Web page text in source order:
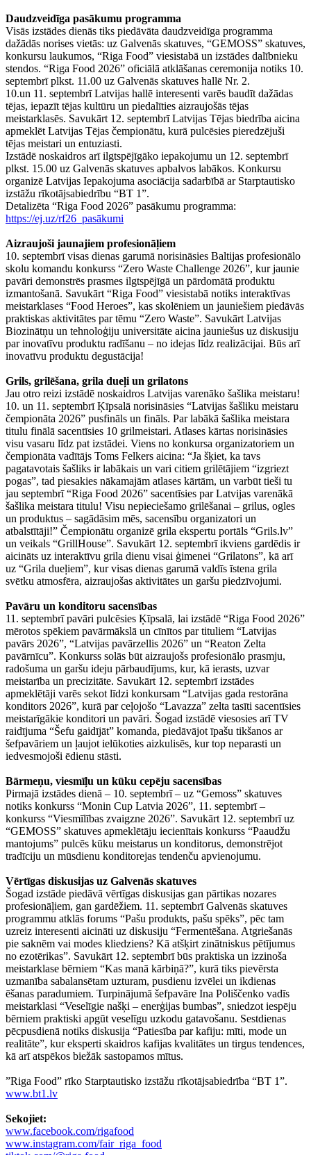
Daudzveidīga pasākumu programma
Visās izstādes dienās tiks piedāvāta daudzveidīga programma
dažādās norises vietās: uz Galvenās skatuves, “GEMOSS” skatuves,
konkursu laukumos, “Riga Food” viesistabā un izstādes dalībnieku
stendos. “Riga Food 2026” oficiālā atklāšanas ceremonija notiks 10.
septembrī plkst. 11.00 uz Galvenās skatuves hallē Nr. 2.
10.un 11. septembrī Latvijas hallē interesenti varēs baudīt dažādas
tējas, iepazīt tējas kultūru un piedalīties aizraujošās tējas
meistarklasēs. Savukārt 12. septembrī Latvijas Tējas biedrība aicina
apmeklēt Latvijas Tējas čempionātu, kurā pulcēsies pieredzējuši
tējas meistari un entuziasti.
Izstādē noskaidros arī ilgtspējīgāko iepakojumu un 12. septembrī
plkst. 15.00 uz Galvenās skatuves apbalvos labākos. Konkursu
organizē Latvijas Iepakojuma asociācija sadarbībā ar Starptautisko
izstāžu rīkotājsabiedrību “BT 1”.
Detalizēta “Riga Food 2026” pasākumu programma:
https://ej.uz/rf26_pasākumi
Aizraujoši jaunajiem profesionāļiem
10. septembrī visas dienas garumā norisināsies Baltijas profesionālo
skolu komandu konkurss “Zero Waste Challenge 2026”, kur jaunie
pavāri demonstrēs prasmes ilgtspējīgā un pārdomātā produktu
izmantošanā. Savukārt “Riga Food” viesistabā notiks interaktīvas
meistarklases “Food Heroes”, kas skolēniem un jauniešiem piedāvās
praktiskas aktivitātes par tēmu “Zero Waste”. Savukārt Latvijas
Biozinātņu un tehnoloģiju universitāte aicina jauniešus uz diskusiju
par inovatīvu produktu radīšanu – no idejas līdz realizācijai. Būs arī
inovatīvu produktu degustācija!
Grils, grilēšana, grila dueļi un grilatons
Jau otro reizi izstādē noskaidros Latvijas varenāko šašlika meistaru!
10. un 11. septembrī Ķīpsalā norisināsies “Latvijas šašliku meistaru
čempionāta 2026” pusfināls un fināls. Par labākā šašlika meistara
titulu finālā sacentīsies 10 grilmeistari. Atlases kārtas norisināsies
visu vasaru līdz pat izstādei. Viens no konkursa organizatoriem un
čempionāta vadītājs Toms Felkers aicina: “Ja šķiet, ka tavs
pagatavotais šašliks ir labākais un vari citiem grilētājiem “izgriezt
pogas”, tad piesakies nākamajām atlases kārtām, un varbūt tieši tu
jau septembrī “Riga Food 2026” sacentīsies par Latvijas varenākā
šašlika meistara titulu! Visu nepieciešamo grilēšanai – grilus, ogles
un produktus – sagādāsim mēs, sacensību organizatori un
atbalstītāji!” Čempionātu organizē grila ekspertu portāls “Grils.lv”
un veikals “GrillHouse”. Savukārt 12. septembrī ikviens gardēdis ir
aicināts uz interaktīvu grila dienu visai ģimenei “Grilatons”, kā arī
uz “Grila dueļiem”, kur visas dienas garumā valdīs īstena grila
svētku atmosfēra, aizraujošas aktivitātes un garšu piedzīvojumi.
Pavāru un konditoru sacensības
11. septembrī pavāri pulcēsies Ķīpsalā, lai izstādē “Riga Food 2026”
mērotos spēkiem pavārmākslā un cīnītos par tituliem “Latvijas
pavārs 2026”, “Latvijas pavārzellis 2026” un “Reaton Zelta
pavārnīcu”. Konkurss solās būt aizraujošs profesionālo prasmju,
radošuma un garšu ideju pārbaudījums, kur, kā ierasts, uzvar
meistarība un precizitāte. Savukārt 12. septembrī izstādes
apmeklētāji varēs sekot līdzi konkursam “Latvijas gada restorāna
konditors 2026”, kurā par ceļojošo “Lavazza” zelta tasīti sacentīsies
meistarīgākie konditori un pavāri. Šogad izstādē viesosies arī TV
raidījuma “Šefu gaidījāt” komanda, piedāvājot īpašu tikšanos ar
šefpavāriem un ļaujot ielūkoties aizkulisēs, kur top neparasti un
iedvesmojoši ēdienu stāsti.
Bārmeņu, viesmīļu un kūku cepēju sacensības
Pirmajā izstādes dienā – 10. septembrī – uz “Gemoss” skatuves
notiks konkurss “Monin Cup Latvia 2026”, 11. septembrī –
konkurss “Viesmīlības zvaigzne 2026”. Savukārt 12. septembrī uz
“GEMOSS” skatuves apmeklētāju iecienītais konkurss “Paaudžu
mantojums” pulcēs kūku meistarus un konditorus, demonstrējot
tradīciju un mūsdienu konditorejas tendenču apvienojumu.
Vērtīgas diskusijas uz Galvenās skatuves
Šogad izstāde piedāvā vērtīgas diskusijas gan pārtikas nozares
profesionāļiem, gan gardēžiem. 11. septembrī Galvenās skatuves
programmu atklās forums “Pašu produkts, pašu spēks”, pēc tam
uzreiz interesenti aicināti uz diskusiju “Fermentēšana. Atgriešanās
pie saknēm vai modes kliedziens? Kā atšķirt zinātniskus pētījumus
no ezotērikas”. Savukārt 12. septembrī būs praktiska un izzinoša
meistarklase bērniem “Kas manā kārbiņā?”, kurā tiks pievērsta
uzmanība sabalansētam uzturam, pusdienu izvēlei un ikdienas
ēšanas paradumiem. Turpinājumā šefpavāre Ina Poliščenko vadīs
meistarklasi “Veselīgie našķi – enerģijas bumbas”, sniedzot iespēju
bērniem praktiski apgūt veselīgu uzkodu gatavošanu. Sestdienas
pēcpusdienā notiks diskusija “Patiesība par kafiju: mīti, mode un
realitāte”, kur eksperti skaidros kafijas kvalitātes un tirgus tendences,
kā arī atspēkos biežāk sastopamos mītus.
”Riga Food” rīko Starptautisko izstāžu rīkotājsabiedrība “BT 1”.
www.bt1.lv
Sekojiet:
www.facebook.com/rigafood
www.instagram.com/fair_riga_food